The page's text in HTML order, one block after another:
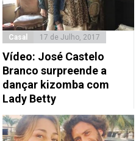
Casal 17 de Julho, 2017
Vídeo: José Castelo
Branco surpreende a
dançar kizomba com
Lady Betty